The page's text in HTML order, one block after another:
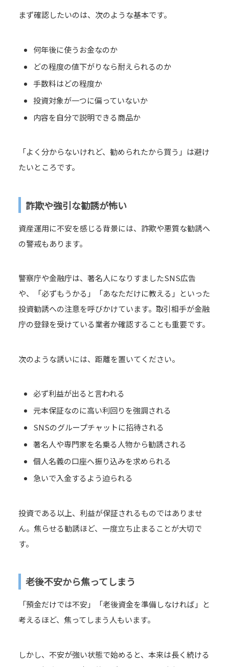
まず確認したいのは、次のような基本です。
何年後に使うお金なのか
どの程度の値下がりなら耐えられるのか
手数料はどの程度か
投資対象が一つに偏っていないか
内容を自分で説明できる商品か
「よく分からないけれど、勧められたから買う」は避け
たいところです。
詐欺や強引な勧誘が怖い
資産運用に不安を感じる背景には、詐欺や悪質な勧誘へ
の警戒もあります。
警察庁や金融庁は、著名人になりすましたSNS広告
や、「必ずもうかる」「あなただけに教える」といった
投資勧誘への注意を呼びかけています。取引相手が金融
庁の登録を受けている業者か確認することも重要です。
次のような誘いには、距離を置いてください。
必ず利益が出ると言われる
元本保証なのに高い利回りを強調される
SNSのグループチャットに招待される
著名人や専門家を名乗る人物から勧誘される
個人名義の口座へ振り込みを求められる
急いで入金するよう迫られる
投資である以上、利益が保証されるものではありませ
ん。焦らせる勧誘ほど、一度立ち止まることが大切で
す。
老後不安から焦ってしまう
「預金だけでは不安」「老後資金を準備しなければ」と
考えるほど、焦ってしまう人もいます。
しかし、不安が強い状態で始めると、本来は長く続ける